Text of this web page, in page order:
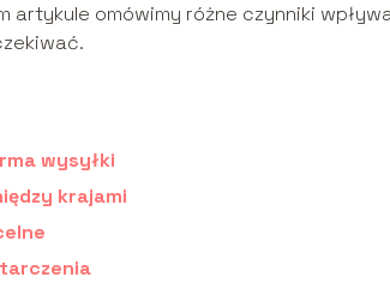
artykule omówimy różne czynniki
wysyłki
krajami